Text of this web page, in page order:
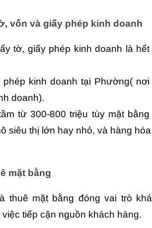
vốn và giấy phép kinh doanh
tờ, giấy phép kinh doanh là hết
kinh doanh tại Phường( nơi
doanh).
từ 300-800 triệu tùy mặt bằng
siêu thị lớn hay nhỏ, và hàng hóa
mặt bằng
thuê mặt bằng đóng vai trò khá
tiếp cận nguồn khách hàng.